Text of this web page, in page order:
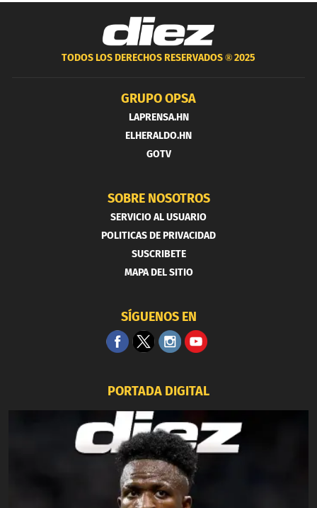
TODOS LOS DERECHOS RESERVADOS ®2025
GRUPO OPSA
LAPRENSA.HN
ELHERALDO.HN
GOTV
SOBRE NOSOTROS
SERVICIO AL USUARIO
POLITICAS DE PRIVACIDAD
SUSCRIBETE
MAPA DEL SITIO
SÍGUENOS EN
PORTADA DIGITAL